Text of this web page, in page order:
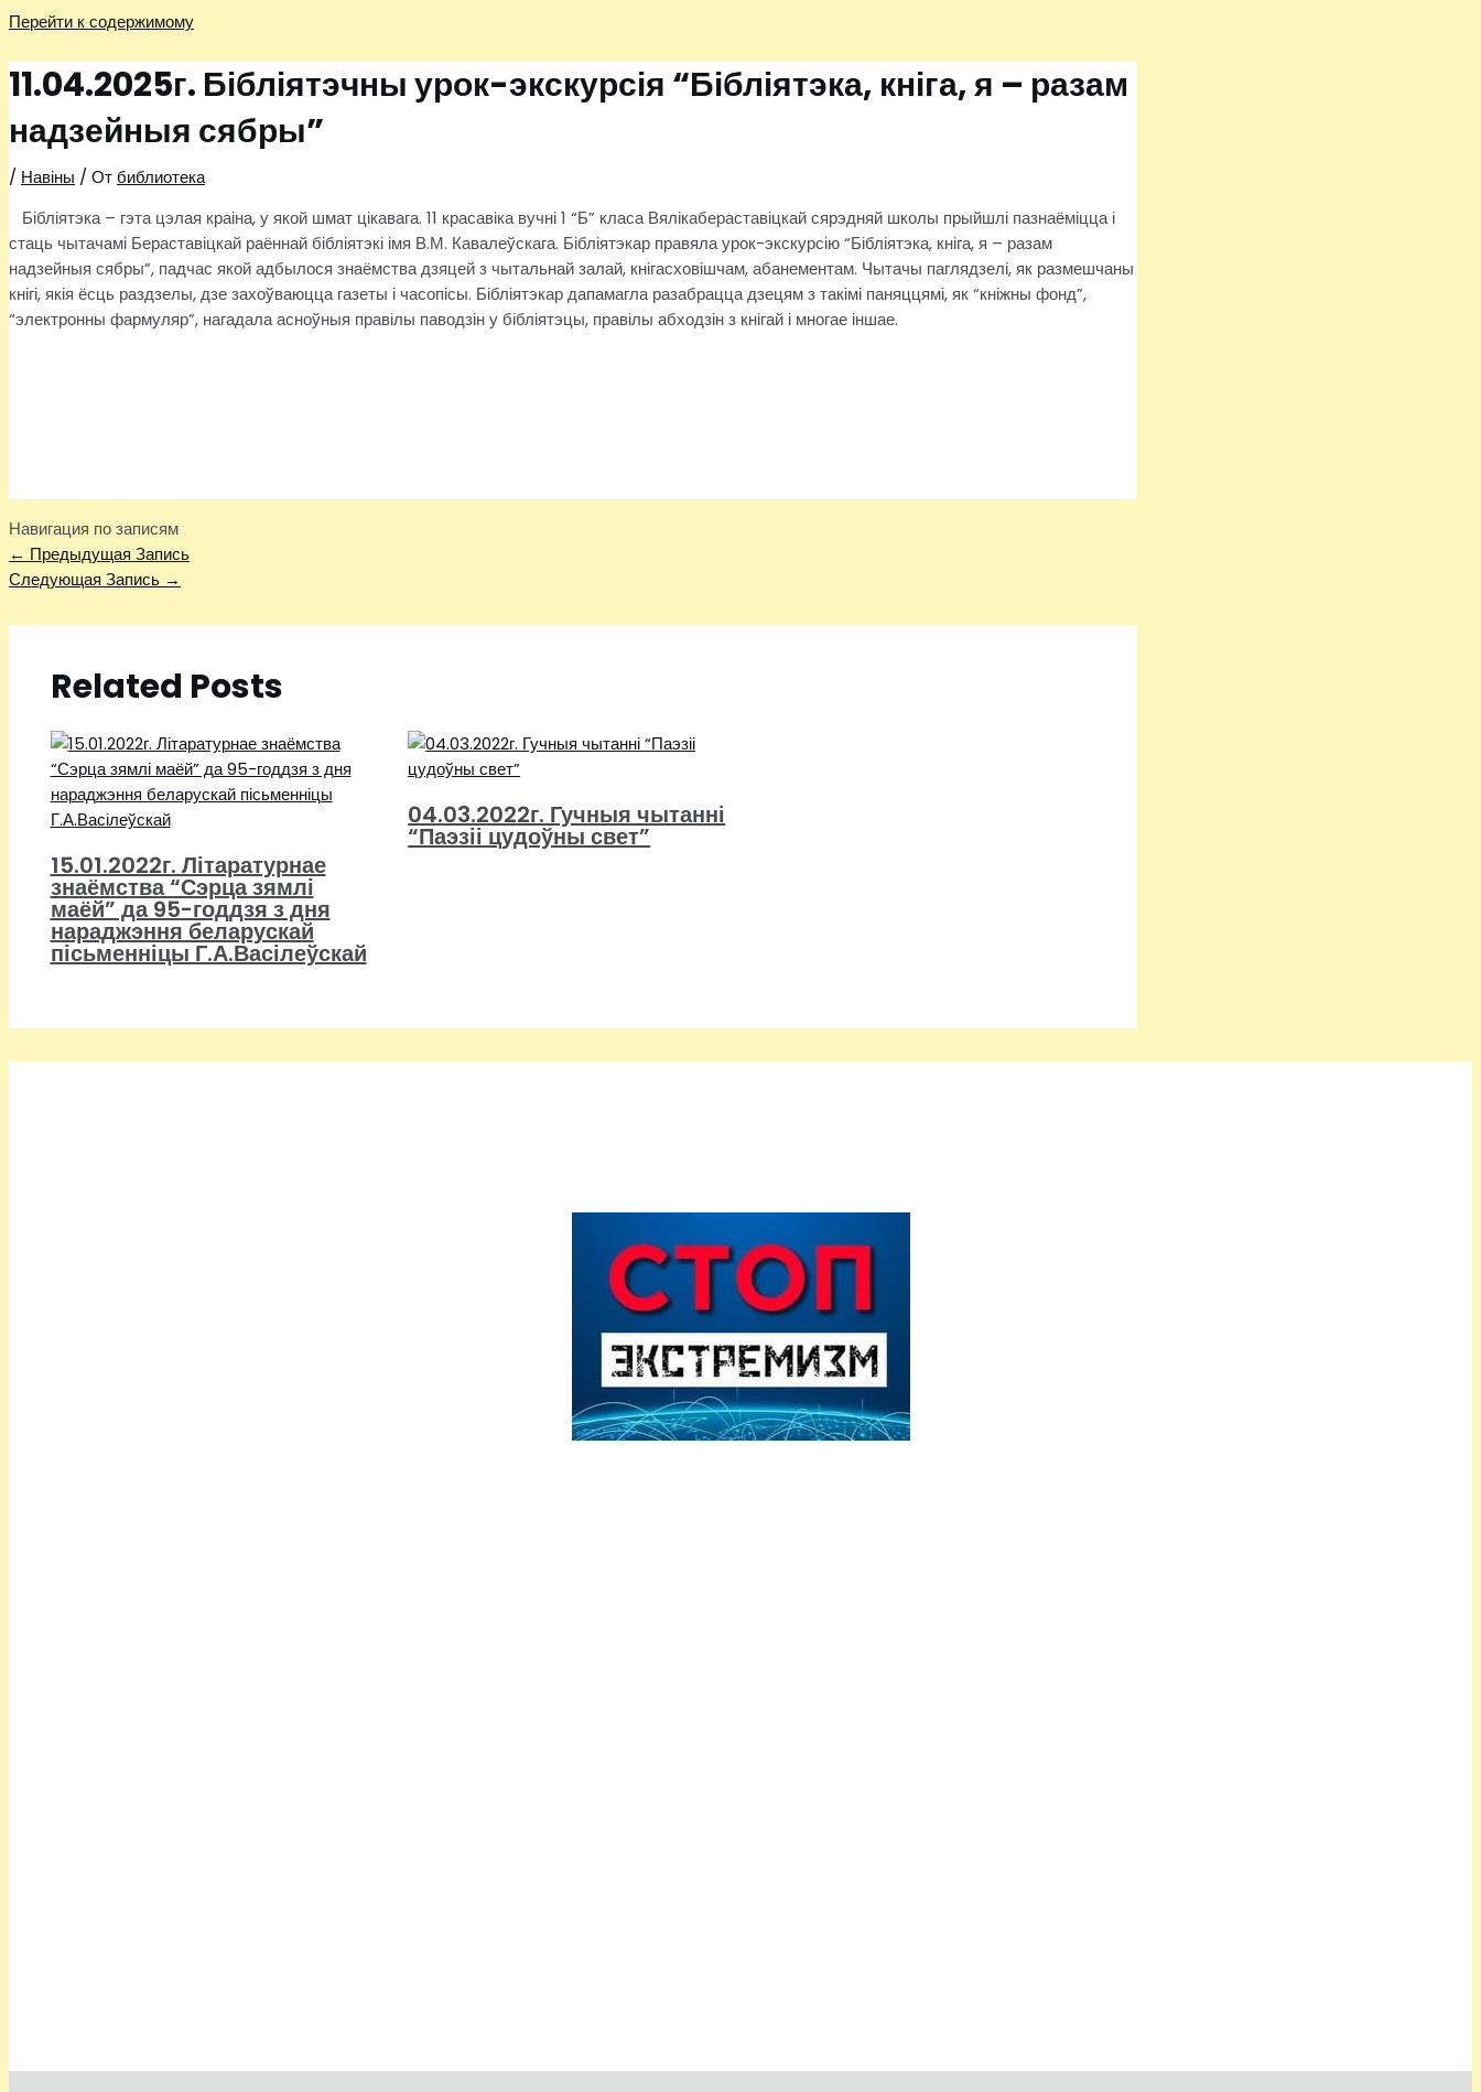
Перейти к содержимому
11.04.2025г. Бібліятэчны урок-экскурсія “Бібліятэка, кніга, я – разам
надзейныя сябры”
/ Навіны / Отбиблиотека
Бібліятэка – гэта цэлая краіна, у якой шмат цікавага. 11 красавіка вучні 1 “Б” класа Вялікабераставіцкай сярэдняй школы прыйшлі пазнаёміцца і
стаць чытачамі Бераставіцкай раённай бібліятэкі імя В.М. Кавалеўскага. Бібліятэкар правяла урок-экскурсію “Бібліятэка, кніга, я – разам
надзейныя сябры”, падчас якой адбылося знаёмства дзяцей з чытальнай залай, кнігасховішчам, абанементам. Чытачы паглядзелі, як размешчаны
кнігі, якія ёсць раздзелы, дзе захоўваюцца газеты і часопісы. Бібліятэкар дапамагла разабрацца дзецям з такімі паняццямі, як “кніжны фонд”,
“электронны фармуляр”, нагадала асноўныя правілы паводзін у бібліятэцы, правілы абходзін з кнігай і многае іншае.
Навигация по записям
← Предыдущая Запись
Следующая Запись →
Related Posts
15.01.2022г. Літаратурнае
знаёмства “Сэрца зямлі
маёй” да 95-годдзя з дня
нараджэння беларускай
пісьменніцы Г.А.Васілеўскай
04.03.2022г. Гучныя чытанні
“Паэзіі цудоўны свет”